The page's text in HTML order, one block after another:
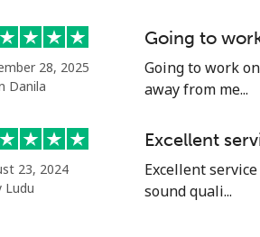
Log in
Continua cu
28, 2025
Danila
Going to
Going to work
away from me...
23, 2024
Ludu
Excellent
Excellent
sound quali...